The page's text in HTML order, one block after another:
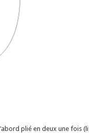
plié en deux une fois